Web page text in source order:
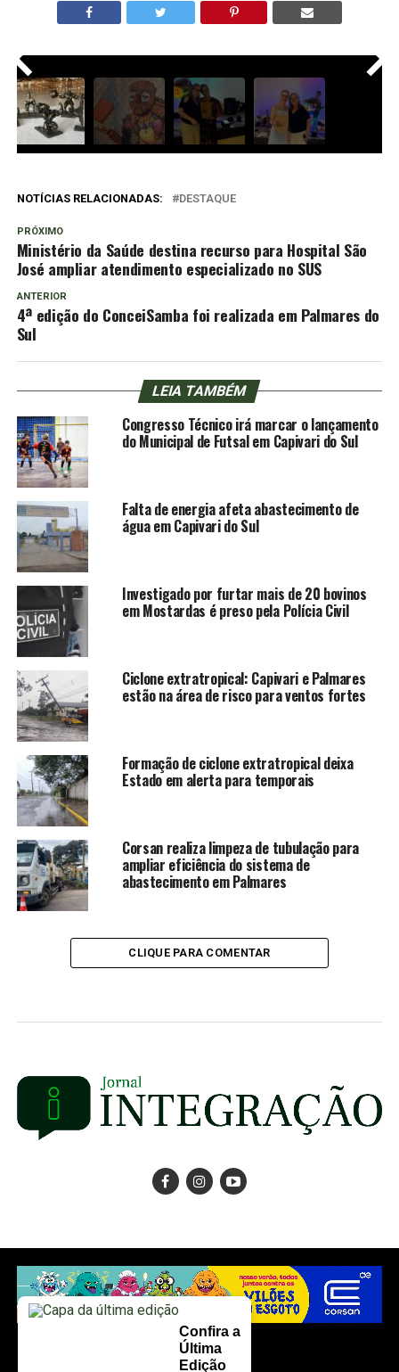
< >
NOTÍCIAS RELACIONADAS: DESTAQUE
PRÓXIMO
Ministério da Saúde destina recurso para Hospital São
José ampliar atendimento especializado no SUS
ANTERIOR
4ª edição do ConceiSamba foi realizada em Palmares do
Sul
LEIA TAMBÉM
Congresso Técnico irá marcar o lançamento
do Municipal de Futsal em Capivari do Sul
Falta de energia afeta abastecimento de
água em Capivari do Sul
Investigado por furtar mais de 20 bovinos
em Mostardas é preso pela Polícia Civil
Ciclone extratropical: Capivari e Palmares
estão na área de risco para ventos fortes
Formação de ciclone extratropical deixa
Estado em alerta para temporais
Corsan realiza limpeza de tubulação para
ampliar eficiência do sistema de
abastecimento em Palmares
CLIQUE PARA COMENTAR
Confira a
Última
Edição